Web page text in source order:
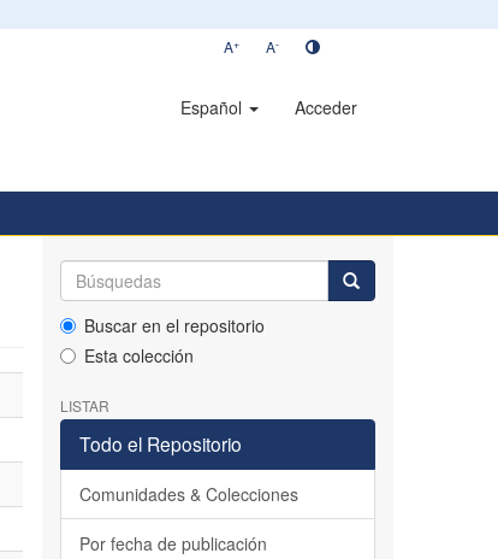
A+ A-
Español Acceder
Buscar en el repositorio
Esta colección
LISTAR
Todo el Repositorio
Comunidades & Colecciones
Por fecha de publicación